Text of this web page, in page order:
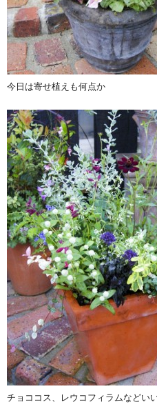
今日は寄せ植えも何点か
チョココス、レウコフィラムなどい